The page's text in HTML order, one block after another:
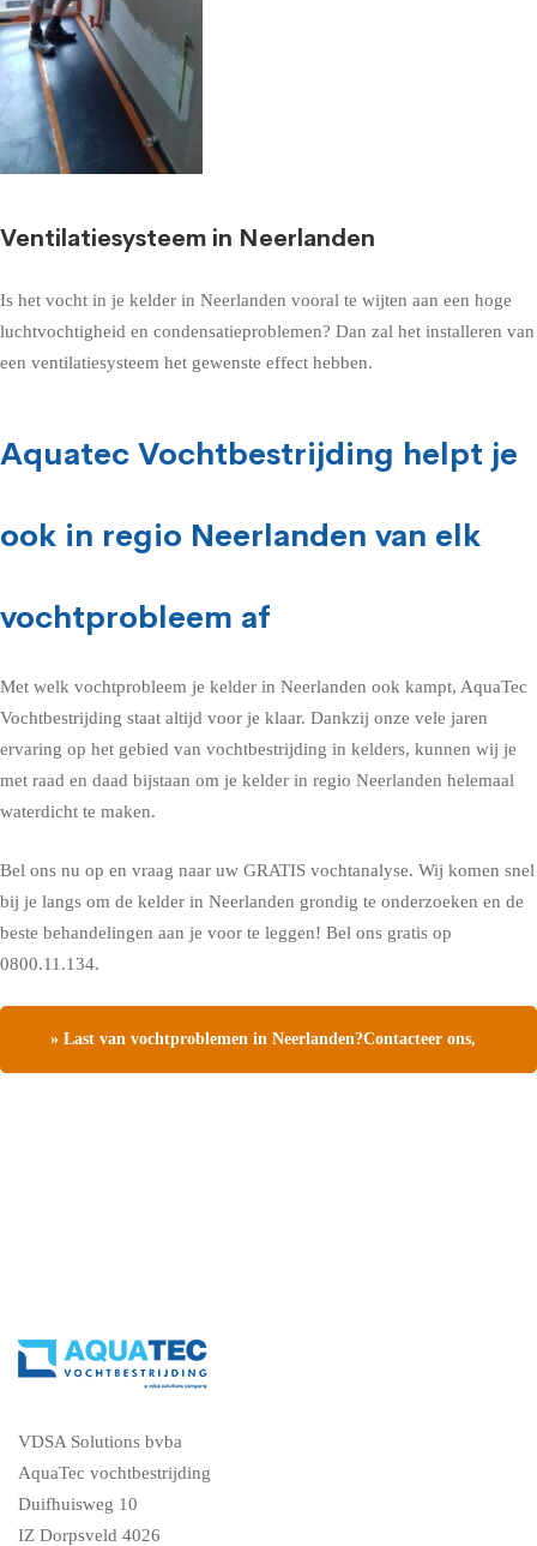
Ventilatiesysteem in Neerlanden
Is het vocht in je kelder in Neerlanden vooral te wijten aan een hoge
luchtvochtigheid en condensatieproblemen? Dan zal het installeren van
een ventilatiesysteem het gewenste effect hebben.
Aquatec Vochtbestrijding helpt je
ook in regio Neerlanden van elk
vochtprobleem af
Met welk vochtprobleem je kelder in Neerlanden ook kampt, AquaTec
Vochtbestrijding staat altijd voor je klaar. Dankzij onze vele jaren
ervaring op het gebied van vochtbestrijding in kelders, kunnen wij je
met raad en daad bijstaan om je kelder in regio Neerlanden helemaal
waterdicht te maken.
Bel ons nu op en vraag naar uw GRATIS vochtanalyse. Wij komen snel
bij je langs om de kelder in Neerlanden grondig te onderzoeken en de
beste behandelingen aan je voor te leggen! Bel ons gratis op
0800.11.134.
» Last van vochtproblemen in Neerlanden?Contacteer ons,
VDSA Solutions bvba
AquaTec vochtbestrijding
Duifhuisweg 10
IZ Dorpsveld 4026